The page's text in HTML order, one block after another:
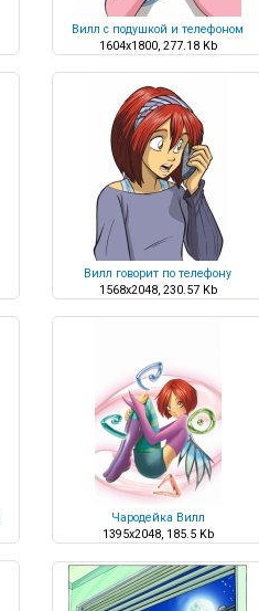
Вилл с подушкой и телефоном
1604x1800, 277.18 Kb
Вилл говорит по телефону
1568x2048, 230.57 Kb
Чародейка Вилл
1395x2048, 185.5 Kb